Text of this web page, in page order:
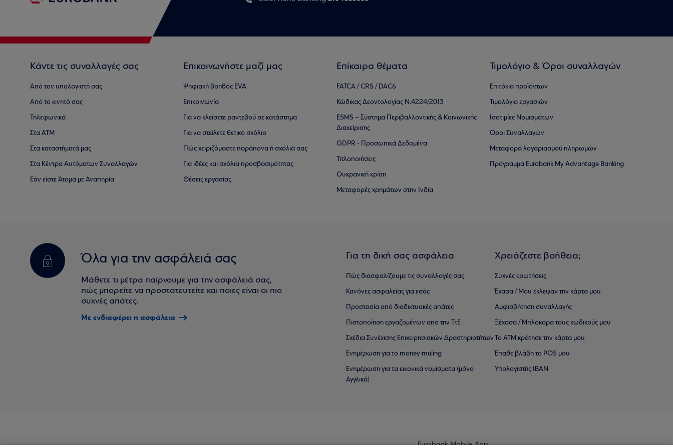
Κάντε τις συναλλαγές σας
Από τον υπολογιστή σας
Από το κινητό σας
Τηλεφωνικά
Στα ΑΤΜ
Στα καταστήματά μας
Στα Κέντρα Αυτόματων Συναλλαγών
Εάν είστε Άτομα με Αναπηρία
Επικοινωνήστε μαζί μας
Ψηφιακή βοηθός EVA
Επικοινωνία
Για να κλείσετε ραντεβού σε κατάστημα
Για να στείλετε θετικό σχόλιο
Πώς χειριζόμαστε παράπονα ή σχόλιά σας
Για ιδέες και σχόλια προσβασιμότητας
Θέσεις εργασίας
Επίκαιρα θέματα
FATCA / CRS / DAC6
Κώδικας Δεοντολογίας Ν.4224/2013
ESMS – Σύστημα Περιβαλλοντικής & Κοινωνικής
Διαχείρισης
GDPR - Προσωπικά Δεδομένα
Τιτλοποιήσεις
Ουκρανική κρίση
Μεταφορές χρημάτων στην Ινδία
Τιμολόγιο & Όροι συναλλαγών
Επιτόκια προϊόντων
Τιμολόγια εργασιών
Ισοτιμίες Νομισμάτων
Όροι Συναλλαγών
Μεταφορά λογαριασμού πληρωμών
Πρόγραμμα Eurobank My Advantage Banking
Όλα για την ασφάλειά σας
Μάθετε τι μέτρα παίρνουμε για την ασφάλειά σας,
πώς μπορείτε να προστατευτείτε και ποιες είναι οι πιο
συχνές απάτες.
Με ενδιαφέρει η ασφάλεια
Για τη δική σας ασφάλεια
Πώς διασφαλίζουμε τις συναλλαγές σας
Κανόνες ασφαλείας για εσάς
Προστασία από διαδικτυακές απάτες
Πιστοποίηση εργαζομένων από την ΤτΕ
Σχέδια Συνέχισης Επιχειρησιακών ∆ραστηριοτήτων
Ενημέρωση για το money muling
Ενημέρωση για τα εικονικά νομίσματα (μόνο
Αγγλικά)
Χρειάζεστε βοήθεια;
Συχνές ερωτήσεις
Έχασα / Μου έκλεψαν την κάρτα μου
Αμφισβήτηση συναλλαγής
Ξέχασα / Μπλόκαρα τους κωδικούς μου
Το ΑΤΜ κράτησε την κάρτα μου
Έπαθε βλάβη το POS μου
Υπολογιστής IBAN
Eurobank Mobile App